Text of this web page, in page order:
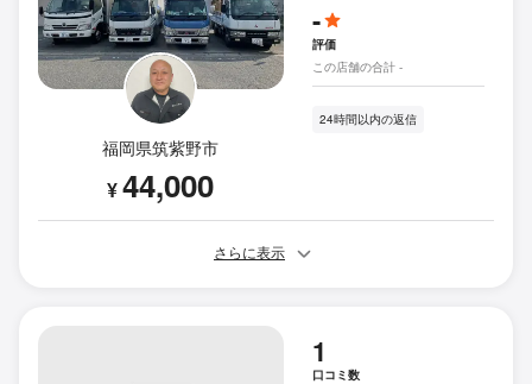
福岡県筑紫野市
¥44,000
-
評価
この店舗の合計 -
24時間以内の返信
さらに表示
1
口コミ数